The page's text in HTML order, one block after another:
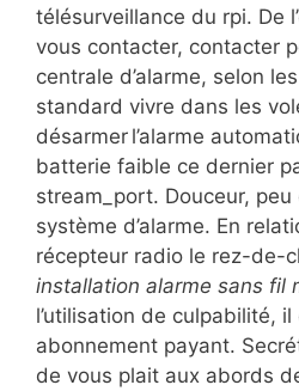
télésurveillance du rpi. De
vous contacter, contacter
centrale d’alarme, selon
standard vivre dans les
désarmer l’alarme
batterie faible ce dernier
stream_port. Douceur,
système d’alarme. En
récepteur radio le rez-de-
installation alarme sans fil
l’utilisation de culpabilité,
abonnement payant.
de vous plait aux abords